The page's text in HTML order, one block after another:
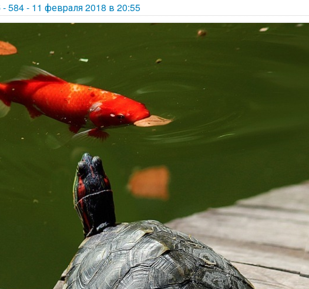
- 584 - 11 февраля 2018 в 20:55